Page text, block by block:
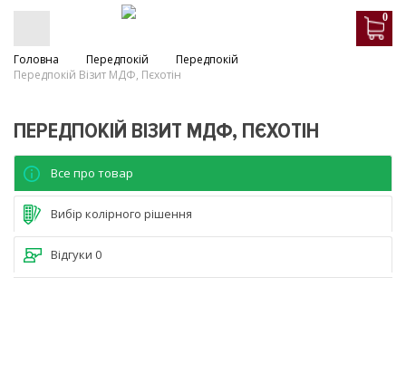
0
Головна Передпокій
Передпокій
Передпокій Візит МДФ, Пєхотін
ПЕРЕДПОКІЙ ВІЗИТ МДФ, ПЄХОТІН
Все про товар
Вибір колірного рішення
Відгуки 0